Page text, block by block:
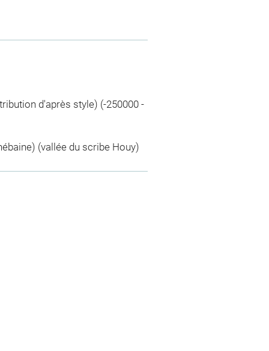
d'après style) (-250000 -
(vallée du scribe Houy)